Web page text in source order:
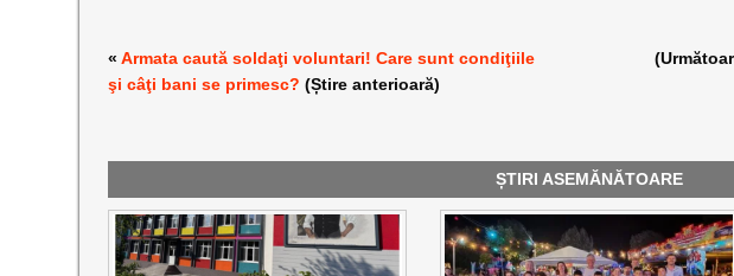
«Armata caută soldaţi voluntari! Care sunt condiţiile
şi câţi bani se primesc? (Știre anterioară)
ȘTIRI ASEMĂNĂTOARE